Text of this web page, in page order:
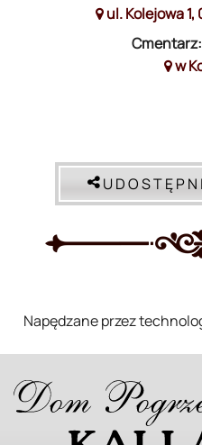
ul. Kolejowa 1,
Cmentarz:
w
Napędzane przez